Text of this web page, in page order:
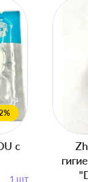
с
1 шт